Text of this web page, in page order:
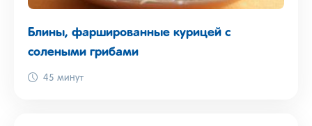
Блины, фаршированные курицей с
солеными грибами
45 минут